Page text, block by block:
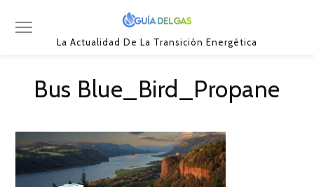
La Actualidad De La Transición Energética
Bus Blue_Bird_Propane